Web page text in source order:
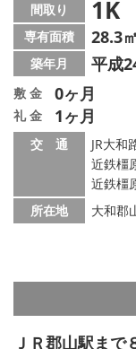
オーナー様へ
住宅型有料老人 Ｆ
店舗情報·アクセス
会社概要
メールでお問い合
間取り 1K
専有面積 28.3㎡
築年月 平成
敷 金 0ヶ月
礼 金 1ヶ月
交 通
JR大和
近鉄橿
近鉄橿
所在地
大和郡
ＪＲ郡山駅まで